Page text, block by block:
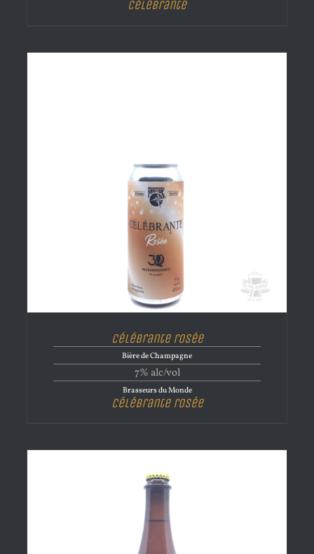
Célébrante
Célébrante rosée
Bière de Champagne
7% alc/vol
Brasseurs du Monde
Célébrante rosée